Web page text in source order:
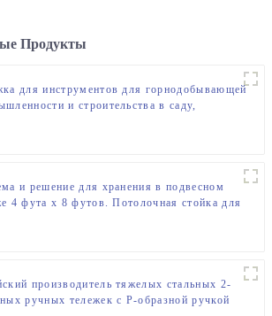
Продукты
для инструментов для горнодобывающей
и строительства в саду,
и решение для хранения в подвесном
4 фута x 8 футов. Потолочная стойка для
производитель тяжелых стальных 2-
ручных тележек с P-образной ручкой